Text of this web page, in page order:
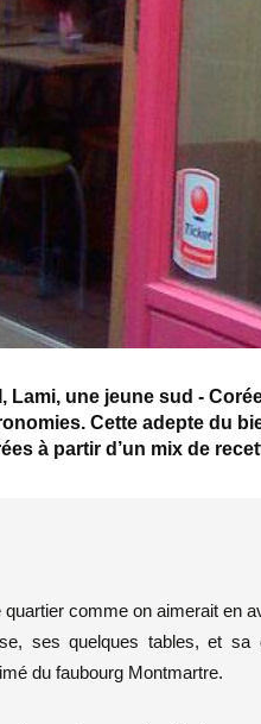
Lami, une jeune sud -
Cette adepte du
à partir d’un mix de
quartier comme on aimerait en
ses quelques tables, et sa
du faubourg Montmartre.